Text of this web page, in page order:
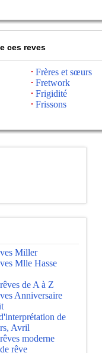
ces reves
Frères et sœurs
Fretwork
Frigidité
Frissons
Miller
Mlle Hasse
de A à Z
Anniversaire
de
Avril
moderne
rêve